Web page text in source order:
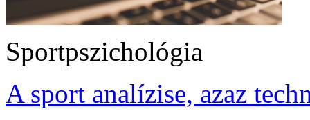
Sportpszichológia
A sport analízise, azaz